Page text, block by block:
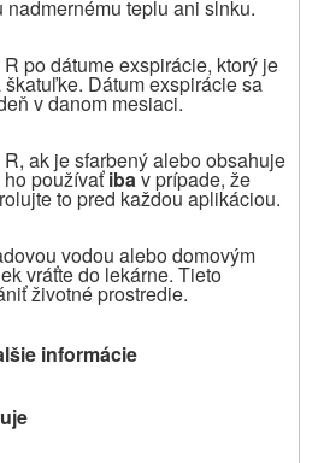
teplu ani slnku.
po dátume exspirácie, ktorý je
Dátum exspirácie sa
v danom mesiaci.
ak je sfarbený alebo obsahuje
používaťibav prípade, že
to pred každou aplikáciou.
vodou alebo domovým
vráťte do lekárne. Tieto
životné prostredie.
informácie